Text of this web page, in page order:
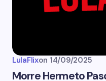
LulaFlixon 14/09/2025
Morre Hermeto